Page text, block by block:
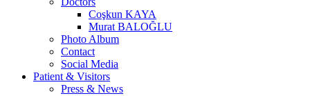
Coşkun KAYA
Murat BALOĞLU
Photo Album
Contact
Social Media
Patient & Visitors
Press & News